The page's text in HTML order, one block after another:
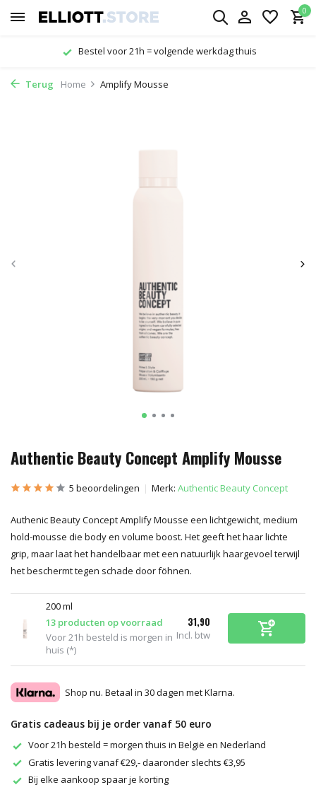
0
voor 21h = volgende werkdag thuis
Terug Home Amplify Mousse
Authentic Beauty Concept Amplify Mousse
5 beoordelingen Merk: Authentic Beauty Concept
Authenic Beauty Concept Amplify Mousse een lichtgewicht, medium
hold-mousse die body en volume boost. Het geeft het haar lichte
grip, maar laat het handelbaar met een natuurlijk haargevoel terwijl
het beschermt tegen schade door föhnen.
200 ml
13 producten op voorraad
Voor 21h besteld is morgen in
huis (*)
31,90
Incl. btw
Shop nu. Betaal in 30 dagen met Klarna.
Gratis cadeaus bij je order vanaf 50 euro
Voor 21h besteld = morgen thuis in België en Nederland
Gratis levering vanaf €29,- daaronder slechts €3,95
Bij elke aankoop spaar je korting